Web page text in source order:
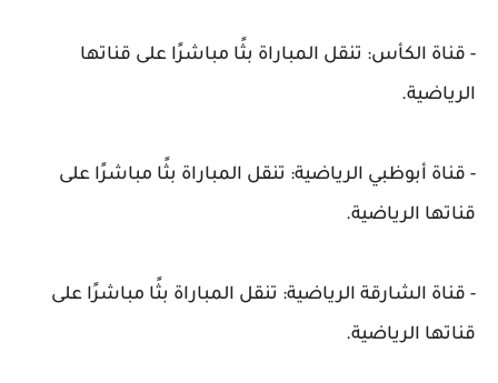
- قناة الكأس: تنقل المباراة بثًا مباشرًا على قناتها
الرياضية.
- قناة أبوظبي الرياضية: تنقل المباراة بثًا مباشرًا على
قناتها الرياضية.
- قناة الشارقة الرياضية: تنقل المباراة بثًا مباشرًا على
قناتها الرياضية.